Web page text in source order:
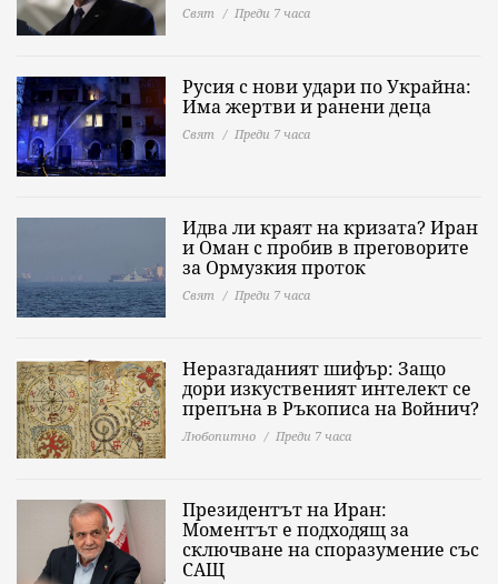
Свят Преди 7 часа
Русия с нови удари по Украйна:
Има жертви и ранени деца
Свят Преди 7 часа
Идва ли краят на кризата? Иран
и Оман с пробив в преговорите
за Ормузкия проток
Свят Преди 7 часа
Неразгаданият шифър: Защо
дори изкуственият интелект се
препъна в Ръкописа на Войнич?
Любопитно Преди 7 часа
Президентът на Иран:
Моментът е подходящ за
сключване на споразумение със
САЩ